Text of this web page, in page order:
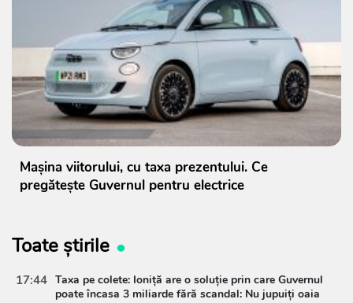
Mașina viitorului, cu taxa prezentului. Ce
pregătește Guvernul pentru electrice
Toate știrile
17:44 Taxa pe colete: Ioniță are o soluție prin care Guvernul
poate încasa 3 miliarde fără scandal: Nu jupuiți oaia